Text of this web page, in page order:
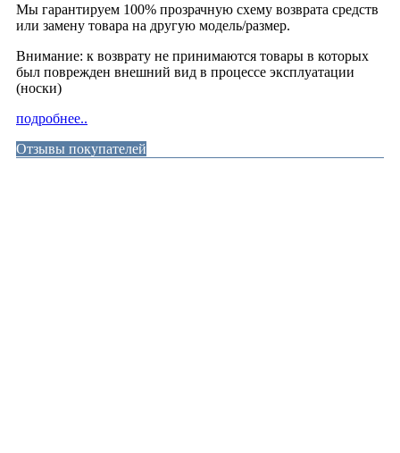
Мы гарантируем 100% прозрачную схему возврата средств
или замену товара на другую модель/размер.
Внимание: к возврату не принимаются товары в которых
был поврежден внешний вид в процессе эксплуатации
(носки)
подробнее..
Отзывы покупателей